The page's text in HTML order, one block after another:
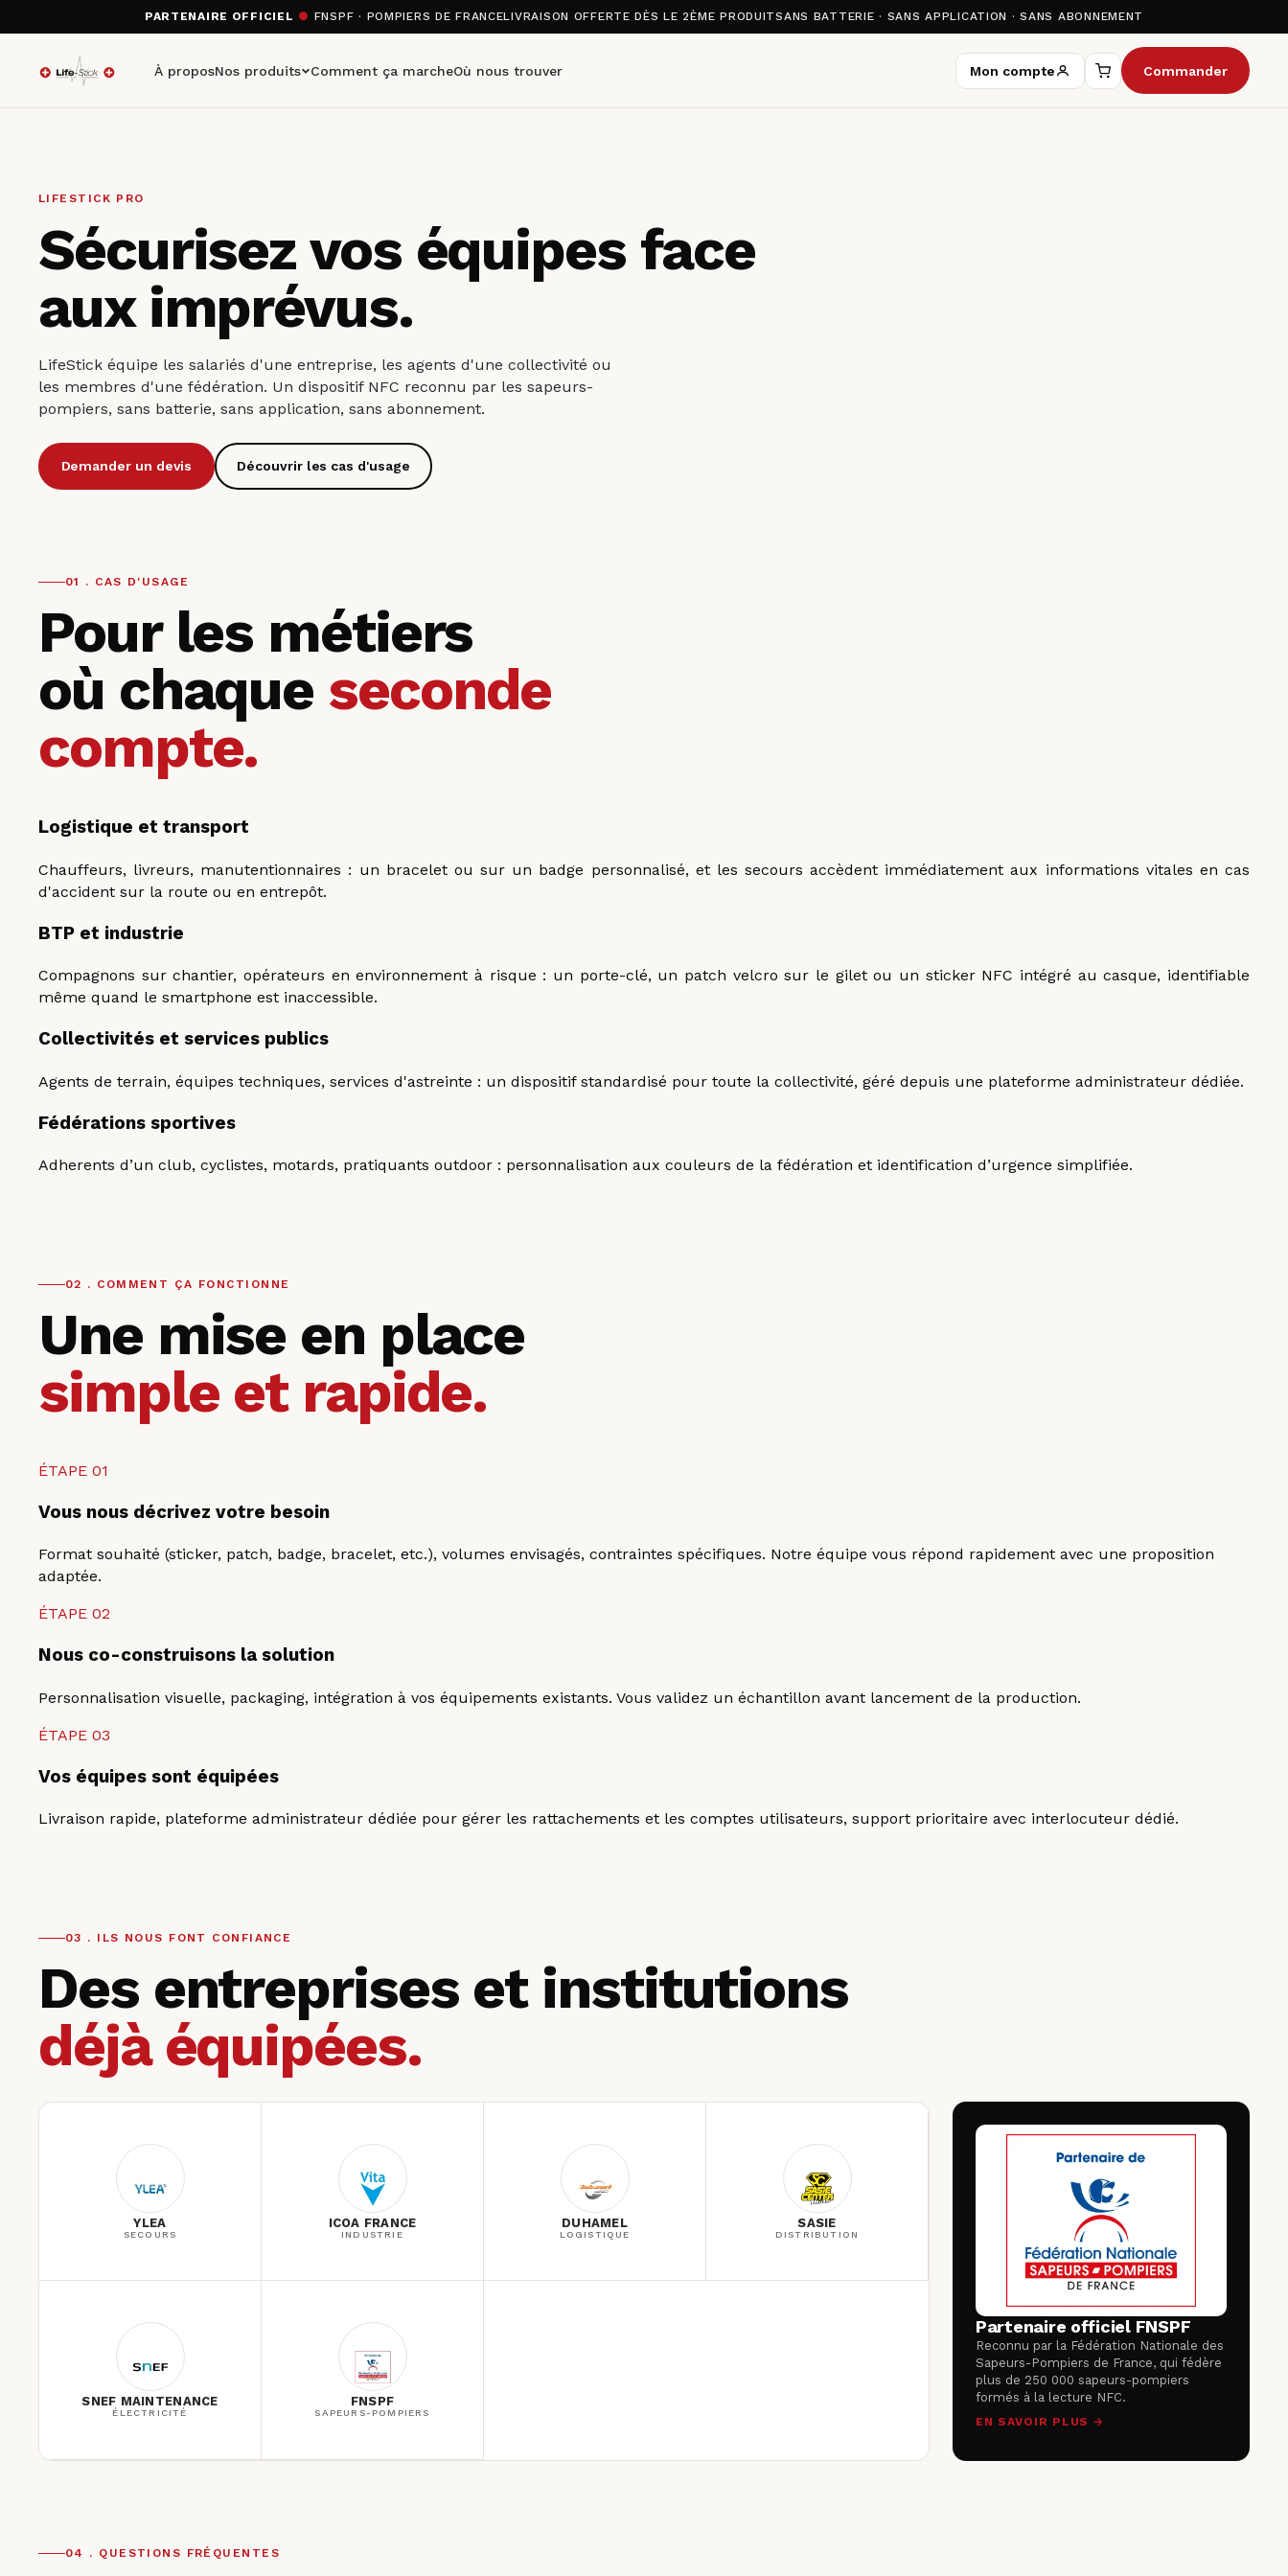
PARTENAIRE OFFICIEL ● FNSPF · POMPIERS DE FRANCELIVRAISON OFFERTE DÈS LE 2ÈME PRODUITSANS BATTERIE · SANS APPLICATION · SANS ABONNEMENT
À proposNos produits Comment ça marcheOù nous trouver Mon compte Commander
LIFESTICK PRO
Sécurisez vos équipes face
aux imprévus.
LifeStick équipe les salariés d'une entreprise, les agents d'une collectivité ou
les membres d'une fédération. Un dispositif NFC reconnu par les sapeurs-
pompiers, sans batterie, sans application, sans abonnement.
Demander un devis Découvrir les cas d'usage
01 . CAS D'USAGE
Pour les métiers
où chaque seconde
compte.
Logistique et transport
Chauffeurs, livreurs, manutentionnaires : un bracelet ou sur un badge personnalisé, et les secours accèdent immédiatement aux informations vitales en cas
d'accident sur la route ou en entrepôt.
BTP et industrie
Compagnons sur chantier, opérateurs en environnement à risque : un porte-clé, un patch velcro sur le gilet ou un sticker NFC intégré au casque, identifiable
même quand le smartphone est inaccessible.
Collectivités et services publics
Agents de terrain, équipes techniques, services d'astreinte : un dispositif standardisé pour toute la collectivité, géré depuis une plateforme administrateur dédiée.
Fédérations sportives
Adherents d’un club, cyclistes, motards, pratiquants outdoor : personnalisation aux couleurs de la fédération et identification d’urgence simplifiée.
02 . COMMENT ÇA FONCTIONNE
Une mise en place
simple et rapide.
ÉTAPE 01
Vous nous décrivez votre besoin
Format souhaité (sticker, patch, badge, bracelet, etc.), volumes envisagés, contraintes spécifiques. Notre équipe vous répond rapidement avec une proposition
adaptée.
ÉTAPE 02
Nous co-construisons la solution
Personnalisation visuelle, packaging, intégration à vos équipements existants. Vous validez un échantillon avant lancement de la production.
ÉTAPE 03
Vos équipes sont équipées
Livraison rapide, plateforme administrateur dédiée pour gérer les rattachements et les comptes utilisateurs, support prioritaire avec interlocuteur dédié.
03 . ILS NOUS FONT CONFIANCE
Des entreprises et institutions
déjà équipées.
YLEA
SECOURS
ICOA FRANCE
INDUSTRIE
DUHAMEL
LOGISTIQUE
SASIE
DISTRIBUTION
SNEF MAINTENANCE
ÉLECTRICITÉ
FNSPF
SAPEURS-POMPIERS
Partenaire officiel FNSPF
Reconnu par la Fédération Nationale des
Sapeurs-Pompiers de France, qui fédère
plus de 250 000 sapeurs-pompiers
formés à la lecture NFC.
EN SAVOIR PLUS →
04 . QUESTIONS FRÉQUENTES